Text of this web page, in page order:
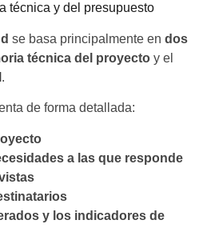
técnica y del presupuesto
se basa principalmente en dos
técnica del proyecto y el
.
de forma detallada:
a las que responde
y los indicadores de